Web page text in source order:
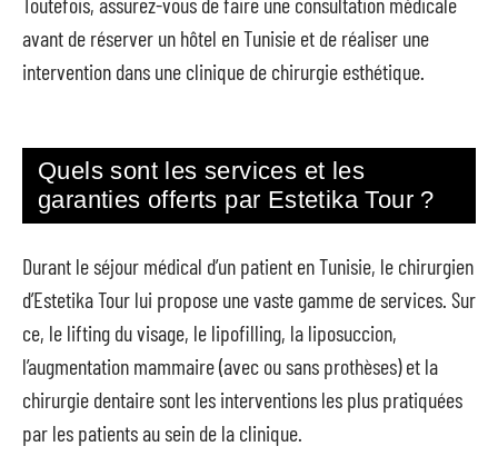
avant de réserver un hôtel en Tunisie et de réaliser une
intervention dans une clinique de chirurgie esthétique.
Quels sont les services et les
garanties offerts par Estetika Tour ?
Durant le séjour médical d’un patient en Tunisie, le chirurgien
d’Estetika Tour lui propose une vaste gamme de services. Sur
ce, le lifting du visage, le lipofilling, la liposuccion,
l’augmentation mammaire (avec ou sans prothèses) et la
chirurgie dentaire sont les interventions les plus pratiquées
par les patients au sein de la clinique.